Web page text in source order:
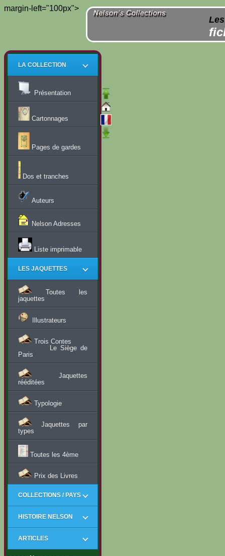
margin-left="100px">
LA COLLECTION
Présentation
Cartonnages
Pages de gardes
Dos et tranches
Auteurs
Nelson Adresses
Liste imprimable
LES JAQUETTES
Toutes les
jaquettes
Illustrateurs
Trois Contes
Le Siège de
Paris
Jaquettes
rééditées
Typologie
Jaquettes par
types
Toutes les 4ème
Prix des Livres
COLLECTIONS / PAYS
HISTOIRE NELSON
ARTICLES